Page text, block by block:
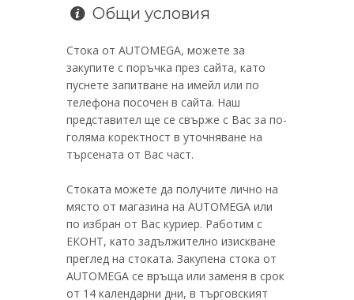
Общи условия
Стока от AUTOMEGA, можете за
закупите с поръчка през сайта, като
пуснете запитване на имейл или по
телефона посочен в сайта. Наш
представител ще се свърже с Вас за по-
голяма коректност в уточняване на
търсената от Вас част.
Стоката можете да получите лично на
място от магазина на AUTOMEGA или
по избран от Вас куриер. Работим с
ЕКОНТ, като задължително изискване
преглед на стоката. Закупена стока от
AUTOMEGA се връща или заменя в срок
от 14 календарни дни, в търговският